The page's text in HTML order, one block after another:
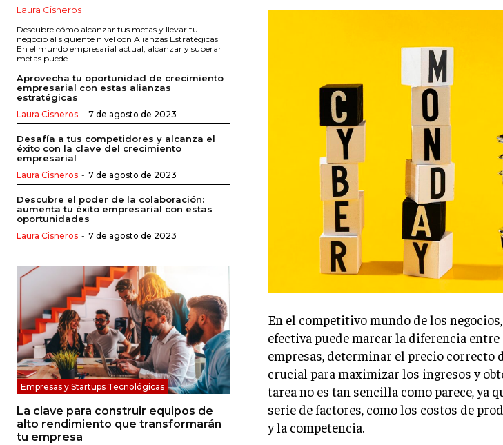
Laura Cisneros
Descubre cómo alcanzar tus metas y llevar tu
negocio al siguiente nivel con Alianzas Estratégicas
En el mundo empresarial actual, alcanzar y superar
metas puede...
Aprovecha tu oportunidad de crecimiento
empresarial con estas alianzas
estratégicas
Laura Cisneros - 7 de agosto de 2023
Desafía a tus competidores y alcanza el
éxito con la clave del crecimiento
empresarial
Laura Cisneros - 7 de agosto de 2023
Descubre el poder de la colaboración:
aumenta tu éxito empresarial con estas
oportunidades
Laura Cisneros - 7 de agosto de 2023
Empresas y Startups Tecnológicas
La clave para construir equipos de
alto rendimiento que transformarán
tu empresa
En el competitivo mundo de los
efectiva puede marcar la diferencia entre
empresas, determinar el precio correcto
crucial para maximizar los ingresos y
tarea no es tan sencilla como parece, ya
serie de factores, como los costos de
y la competencia.